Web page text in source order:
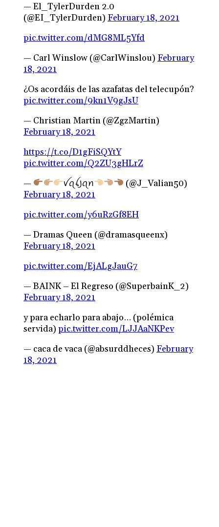
— El_TylerDurden 2.0
(@EI_TylerDurden) February 18, 2021
pic.twitter.com/dMG8ML5Yfd
— Carl Winslow (@CarlWinslou) February
18, 2021
¿Os acordáis de las azafatas del telecupón?
pic.twitter.com/9kn1V9gJsU
— Christian Martin (@ZgzMartin)
February 18, 2021
https://t.co/D1gFiSQYtY
pic.twitter.com/Q2ZU3gHLrZ
—
ꪜꪖꪶ꠸ꪖꪀ
(@J_Valian50)
February 18, 2021
pic.twitter.com/y6uRzGf8EH
— Dramas Queen (@dramasqueenx)
February 18, 2021
pic.twitter.com/EjALgJauG7
— BAINK – El Regreso (@SuperbainK_2)
February 18, 2021
y para echarlo para abajo… (polémica
servida) pic.twitter.com/LJJAaNKPev
— caca de vaca (@absurddheces) February
18, 2021